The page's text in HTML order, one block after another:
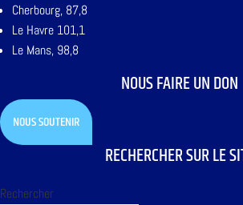
Cherbourg, 87,8
Le Havre 101,1
Le Mans, 98,8
NOUS FAIRE UN DON
NOUS SOUTENIR
RECHERCHER SUR LE
Rechercher